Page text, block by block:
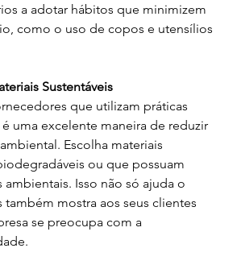
a adotar hábitos que minimizem
como o uso de copos e utensílios
Sustentáveis
que utilizam práticas
é uma excelente maneira de reduzir
Escolha materiais
ou que possuam
ambientais. Isso não só ajuda o
também mostra aos seus clientes
se preocupa com a